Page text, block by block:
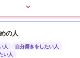
の人
人
自分磨きをしたい人
い人